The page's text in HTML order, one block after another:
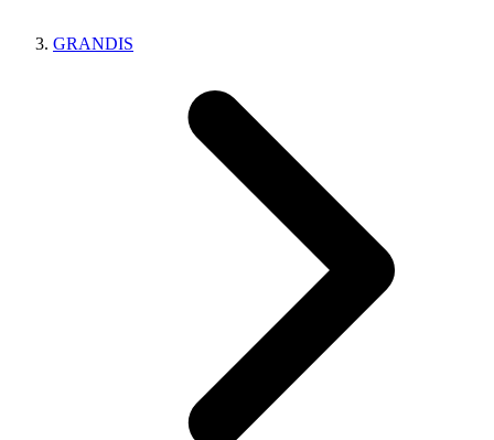
GRANDIS